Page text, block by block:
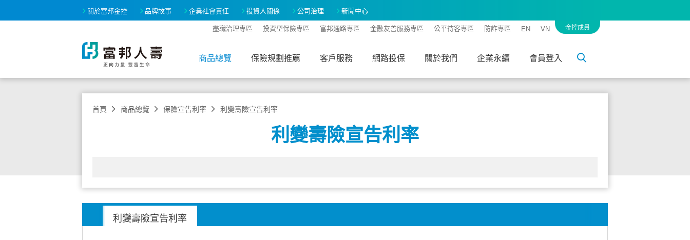
關於富邦金控 品牌故事 企業社會責任 投資人關係 公司治理 新聞中心
盡職治理專區 投資型保險專區 富邦通路專區 金融友善服務專區 公平待客專區 防詐專區 EN VN 金控成員
商品總覽 保險規劃推薦 客戶服務 網路投保 關於我們 企業永續 會員登入
首頁 商品總覽 保險宣告利率 利變壽險宣告利率
利變壽險宣告利率
利變壽險宣告利率